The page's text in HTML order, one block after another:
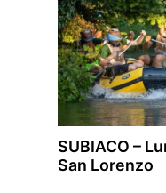
SUBIACO –
San Lorenzo